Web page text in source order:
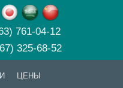
761-04-12
325-68-52
ЦЕНЫ